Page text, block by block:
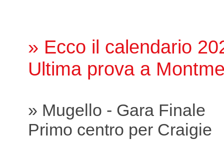
» Ecco il calendario
Ultima prova a
» Mugello - Gara Finale
Primo centro per Craigie